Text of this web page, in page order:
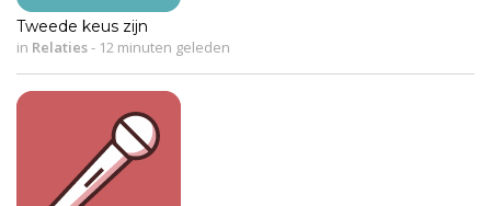
Tweede keus zijn
in Relaties- 12 minuten geleden